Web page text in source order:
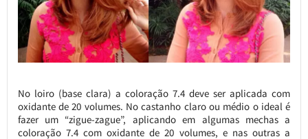
No loiro (base clara) a coloração 7.4 deve ser aplicada com
oxidante de 20 volumes. No castanho claro ou médio o ideal é
fazer um “zigue-zague”, aplicando em algumas mechas a
coloração 7.4 com oxidante de 20 volumes, e nas outras a